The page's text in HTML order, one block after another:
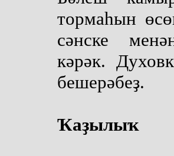
тормаһын
сәнске
кәрәк.
бешерәбеҙ.
Ҡаҙылыҡ